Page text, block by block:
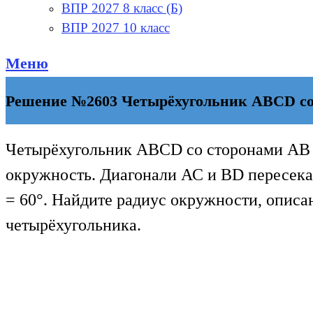
ВПР 2027 8 класс (Б)
ВПР 2027 10 класс
Меню
Решение №2603 Четырёхугольник ABCD
Четырёхугольник ABCD со сторонами
окружность. Диагонали АС и BD
= 60°. Найдите радиус окружности,
четырёхугольника.